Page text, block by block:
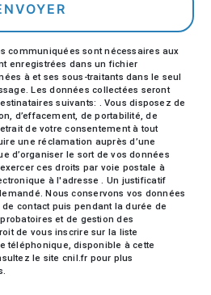
communiquées sont nécessaires aux
enregistrées dans un fichier
à et ses sous-traitants dans le seul
Les données collectées seront
suivants: . Vous disposez de
d’effacement, de portabilité, de
de votre consentement à tout
une réclamation auprès d’une
d’organiser le sort de vos données
ces droits par voie postale à
à l'adresse . Un justificatif
Nous conservons vos données
contact puis pendant la durée de
et de gestion des
de vous inscrire sur la liste
téléphonique, disponible à cette
le site cnil.fr pour plus